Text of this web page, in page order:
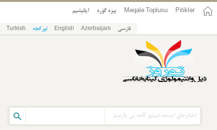
Pitiklər
Məqalə Toplusu بیزه گؤره ایلتیشیم
فارسی Azerbaijani
English تورکجه Turkish